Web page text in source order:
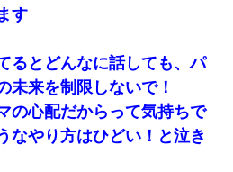
す
るとどんなに話しても、パ
未来を制限しないで！
の心配だからって気持ちで
なやり方はひどい！と泣き